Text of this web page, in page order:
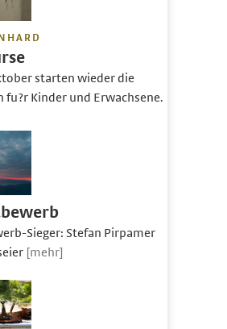
starten wieder die
fu?r Kinder und Erwachsene.
Sieger: Stefan Pirpamer
[mehr]